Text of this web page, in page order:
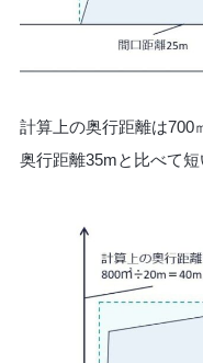
計算上の奥行距離は700
奥行距離35mと比べて短